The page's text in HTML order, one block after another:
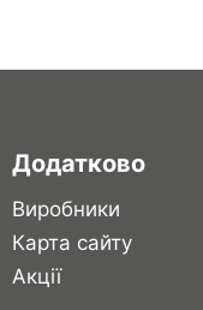
Додатково
Виробники
Карта сайту
Акції